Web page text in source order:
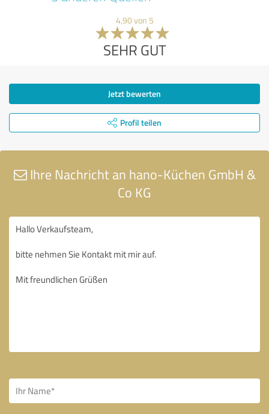
4,90 von 5
SEHR GUT
Jetzt bewerten
Profil teilen
Ihre Nachricht an hano-Küchen GmbH &
Co KG